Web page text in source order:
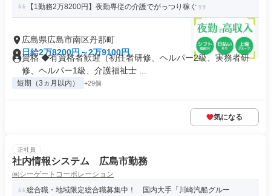
【1勤務2万8200円】夜勤専従の介護でがっつり稼ぐ
広島県広島市南区丹那町
日給2万8200円～2万9100円
資格 ◆有資格者歓迎（初任者研修、ヘルパー2級、実務者研
修、ヘルパー1級、介護福祉士 ...
短期（3ヵ月以内） +29個
気になる
正社員
社内情報システム 広島市勤務
㈱シーゲートコーポレーション
総合職・地域限定総合職募集中！ 国内大手「川崎汽船グルー